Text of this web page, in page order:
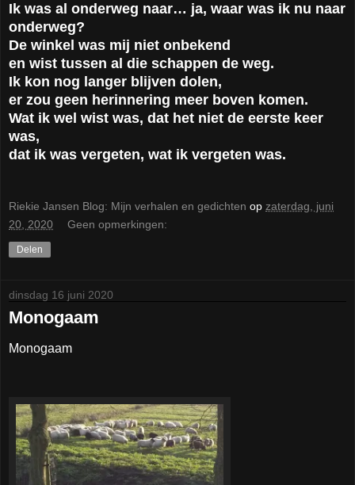
Ik was al onderweg naar… ja, waar was ik nu naar
onderweg?
De winkel was mij niet onbekend
en wist tussen al die schappen de weg.
Ik kon nog langer blijven dolen,
er zou geen herinnering meer boven komen.
Wat ik wel wist was, dat het niet de eerste keer
was,
dat ik was vergeten, wat ik vergeten was.
Riekie Jansen Blog: Mijn verhalen en gedichten op zaterdag, juni
20, 2020
Geen opmerkingen:
Delen
dinsdag 16 juni 2020
Monogaam
Monogaam